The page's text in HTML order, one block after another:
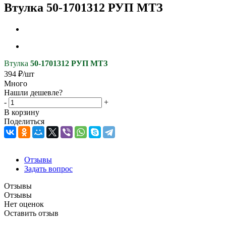
Втулка 50-1701312 РУП МТЗ
Втулка 50-1701312 РУП МТЗ
394 ₽/шт
Много
Нашли дешевле?
-
+
В корзину
Поделиться
Отзывы
Задать вопрос
Отзывы
Отзывы
Нет оценок
Оставить отзыв